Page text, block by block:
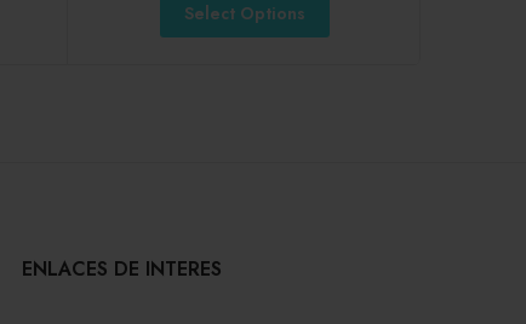
Select Options
ENLACES DE INTERES